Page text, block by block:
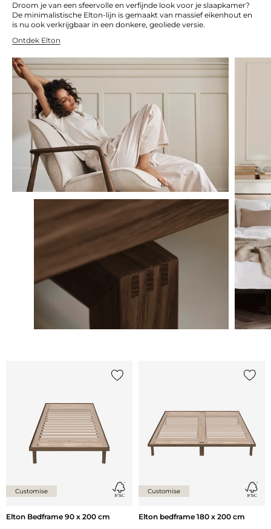
Droom je van een sfeervolle en verfijnde look voor je slaapkamer?
De minimalistische Elton-lijn is gemaakt van massief eikenhout en
is nu ook verkrijgbaar in een donkere, geoliede versie.
Ontdek Elton
Customise
Elton Bedframe 90 x 200 cm
Customise
Elton bedframe 180 x 200 cm